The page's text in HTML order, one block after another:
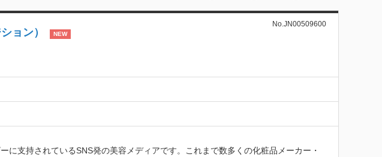
ョン）
No.JN00509600
NEW
に支持されているSNS発の美容メディアです。これまで数多くの化粧品メーカー・